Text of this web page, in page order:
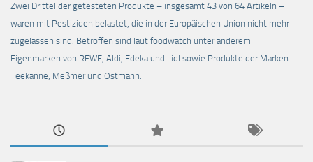
Zwei Drittel der getesteten Produkte – insgesamt 43 von 64 Artikeln –
waren mit Pestiziden belastet, die in der Europäischen Union nicht mehr
zugelassen sind. Betroffen sind laut foodwatch unter anderem
Eigenmarken von REWE, Aldi, Edeka und Lidl sowie Produkte der Marken
Teekanne, Meßmer und Ostmann.